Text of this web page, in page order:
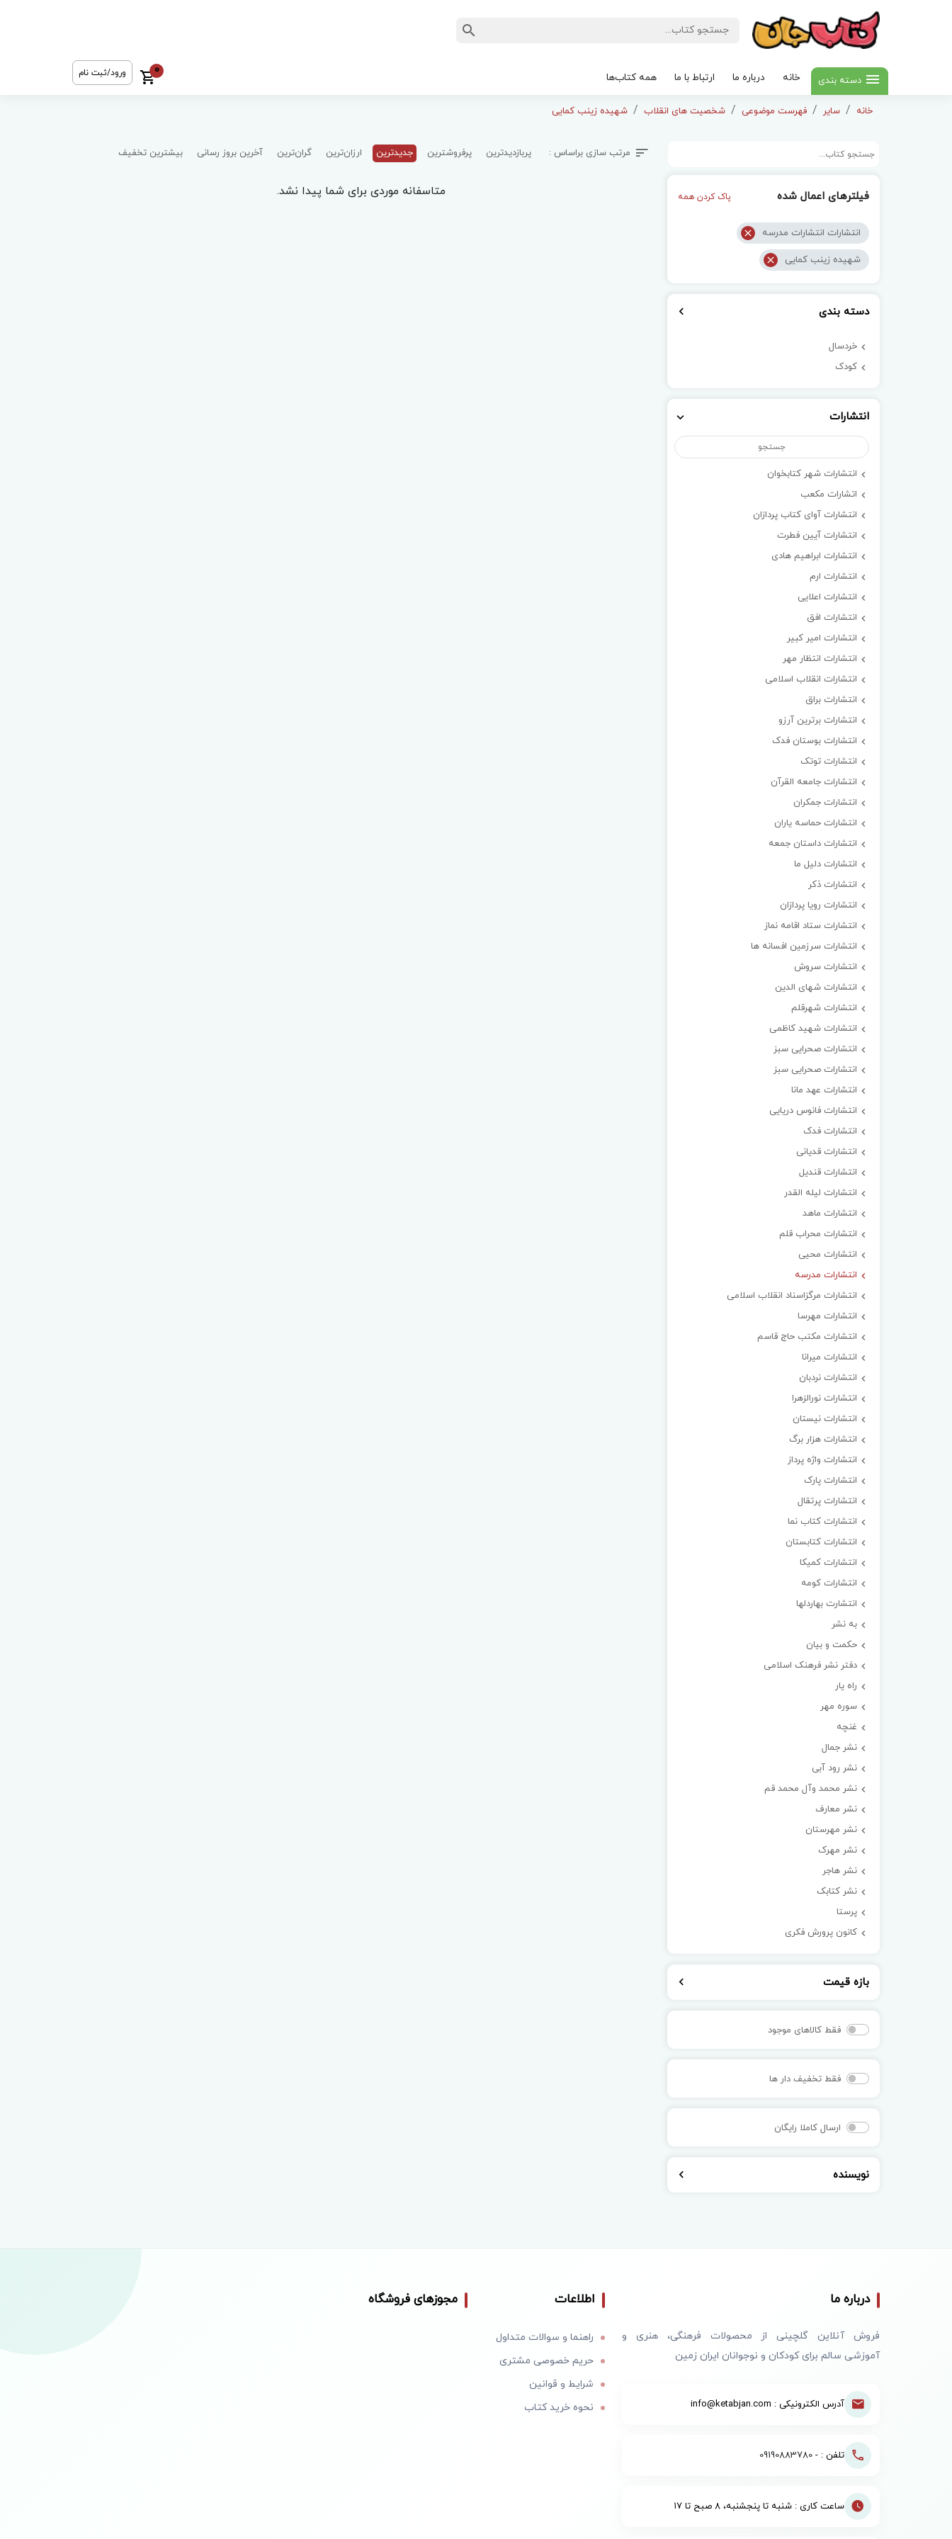
دسته بندی خانه درباره ما ارتباط با ما همه کتاب‌ها
0 ورود/ثبت نام
خانه سایر فهرست موضوعی شخصیت های انقلاب شهیده زینب کمایی
فیلترهای اعمال شده پاک کردن همه
انتشارات انتشارات مدرسه
شهیده زینب کمایی
دسته بندی
خردسال
کودک
انتشارات
انتشارات شهر کتابخوان
اتشارات مکعب
انتشارات آوای کتاب پردازان
انتشارات آیین فطرت
انتشارات ابراهیم هادی
انتشارات ارم
انتشارات اعلایی
انتشارات افق
انتشارات امیر کبیر
انتشارات انتظار مهر
انتشارات انقلاب اسلامی
انتشارات براق
انتشارات برترین آرزو
انتشارات بوستان فدک
انتشارات توتک
انتشارات جامعه القرآن
انتشارات جمکران
انتشارات حماسه یاران
انتشارات داستان جمعه
انتشارات دلیل ما
انتشارات ذکر
انتشارات رویا پردازان
انتشارات ستاد اقامه نماز
انتشارات سرزمین افسانه ها
انتشارات سروش
انتشارات شهای الدین
انتشارات شهرقلم
انتشارات شهید کاظمی
انتشارات صحرایی سبز
انتشارات صحرایی سبز
انتشارات عهد مانا
انتشارات فانوس دریایی
انتشارات فدک
انتشارات قدیانی
انتشارات قندیل
انتشارات لیله القدر
انتشارات ماهد
انتشارات محراب قلم
انتشارات محیی
انتشارات مدرسه
انتشارات مرگزاسناد انقلاب اسلامی
انتشارات مهرسا
انتشارات مکتب حاج قاسم
انتشارات میرانا
انتشارات نردبان
انتشارات نورالزهرا
انتشارات نیستان
انتشارات هزار برگ
انتشارات واژه پرداز
انتشارات پارک
انتشارات پرتقال
انتشارات کتاب نما
انتشارات کتابستان
انتشارات کمیکا
انتشارات کومه
انتشارت بهاردلها
به نشر
حکمت و بیان
دفتر نشر فرهنک اسلامی
راه یار
سوره مهر
غنچه
نشر جمال
نشر رود آبی
نشر محمد وآل محمد قم
نشر معارف
نشر مهرستان
نشر مهرک
نشر هاجر
نشر کتابک
پرستا
کانون پرورش فکری
بازه قیمت
فقط کالاهای موجود
فقط تخفیف دار ها
ارسال کاملا رایگان
نویسنده
مرتب سازی براساس : پربازدیدترین پرفروشترین جدیدترین ارزان‌ترین گران‌ترین آخرین بروز رسانی بیشترین تخفیف
متاسفانه موردی برای شما پیدا نشد.
درباره ما
فروش آنلاین گلچینی از محصولات فرهنگی، هنری و
آموزشی سالم برای کودکان و نوجوانان ایران زمین
آدرس الکترونیکی : info@ketabjan.com
تلفن : - 09190883780
ساعت کاری : شنبه تا پنجشنبه، ۸ صبح تا ۱۷
اطلاعات
راهنما و سوالات متداول
حریم خصوصی مشتری
شرایط و قوانین
نحوه خرید کتاب
مجوزهای فروشگاه